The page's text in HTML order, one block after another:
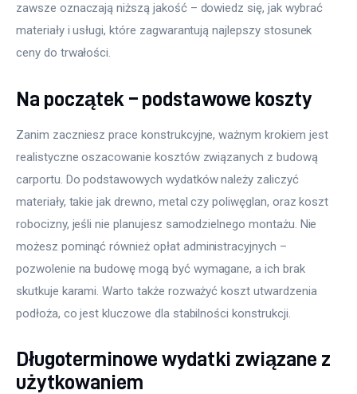
zawsze oznaczają niższą jakość – dowiedz się, jak wybrać
materiały i usługi, które zagwarantują najlepszy stosunek
ceny do trwałości.
Na początek – podstawowe koszty
Zanim zaczniesz prace konstrukcyjne, ważnym krokiem jest
realistyczne oszacowanie kosztów związanych z budową
carportu. Do podstawowych wydatków należy zaliczyć
materiały, takie jak drewno, metal czy poliwęglan, oraz koszt
robocizny, jeśli nie planujesz samodzielnego montażu. Nie
możesz pominąć również opłat administracyjnych –
pozwolenie na budowę mogą być wymagane, a ich brak
skutkuje karami. Warto także rozważyć koszt utwardzenia
podłoża, co jest kluczowe dla stabilności konstrukcji.
Długoterminowe wydatki związane z
użytkowaniem